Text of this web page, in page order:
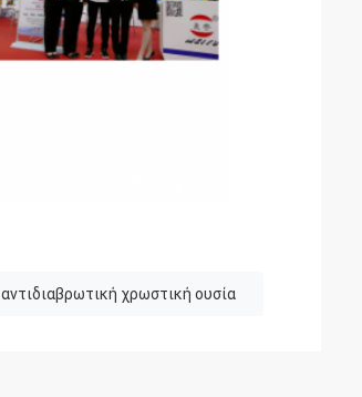
αντιδιαβρωτική χρωστική ουσία